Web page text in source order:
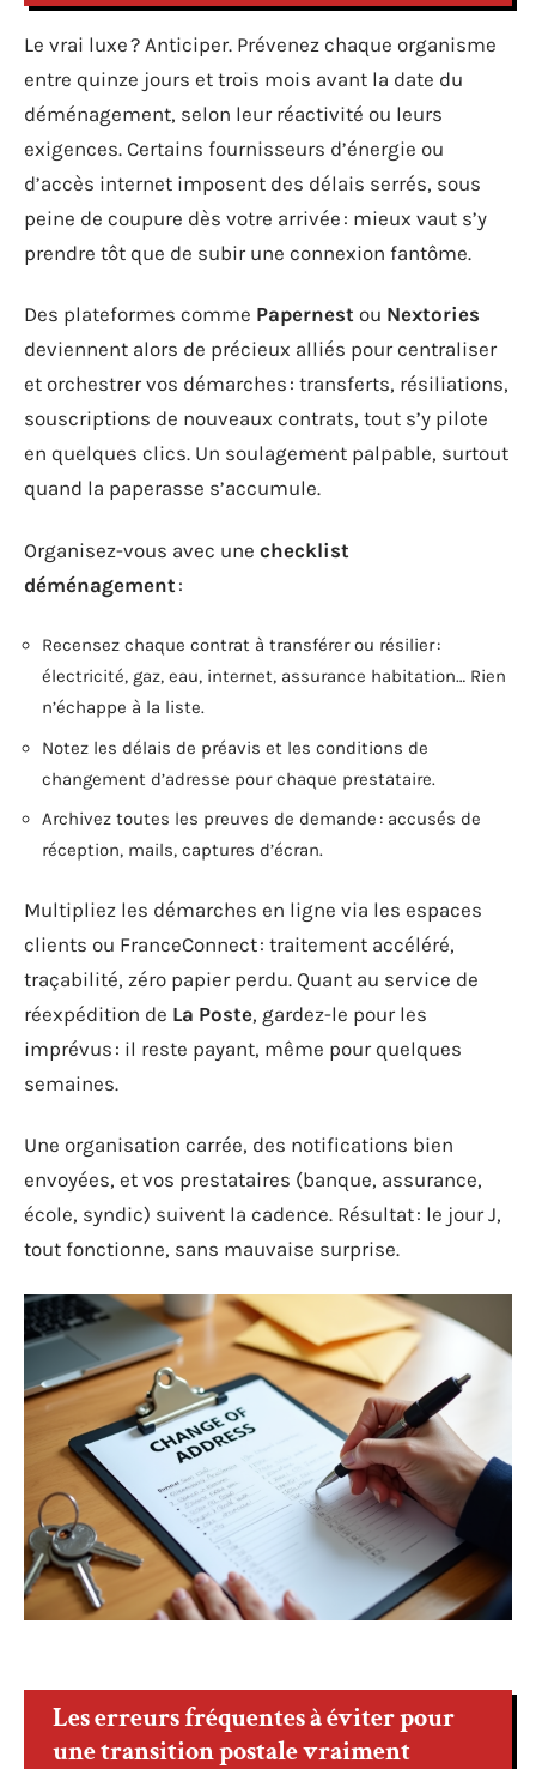
Le vrai luxe ? Anticiper. Prévenez chaque organisme
entre quinze jours et trois mois avant la date du
déménagement, selon leur réactivité ou leurs
exigences. Certains fournisseurs d’énergie ou
d’accès internet imposent des délais serrés, sous
peine de coupure dès votre arrivée : mieux vaut s’y
prendre tôt que de subir une connexion fantôme.
Des plateformes comme Papernest ou Nextories
deviennent alors de précieux alliés pour centraliser
et orchestrer vos démarches : transferts, résiliations,
souscriptions de nouveaux contrats, tout s’y pilote
en quelques clics. Un soulagement palpable, surtout
quand la paperasse s’accumule.
Organisez-vous avec une checklist
déménagement :
Recensez chaque contrat à transférer ou résilier :
électricité, gaz, eau, internet, assurance habitation… Rien
n’échappe à la liste.
Notez les délais de préavis et les conditions de
changement d’adresse pour chaque prestataire.
Archivez toutes les preuves de demande : accusés de
réception, mails, captures d’écran.
Multipliez les démarches en ligne via les espaces
clients ou FranceConnect : traitement accéléré,
traçabilité, zéro papier perdu. Quant au service de
réexpédition de La Poste, gardez-le pour les
imprévus : il reste payant, même pour quelques
semaines.
Une organisation carrée, des notifications bien
envoyées, et vos prestataires (banque, assurance,
école, syndic) suivent la cadence. Résultat : le jour J,
tout fonctionne, sans mauvaise surprise.
Les erreurs fréquentes à éviter pour
une transition postale vraiment